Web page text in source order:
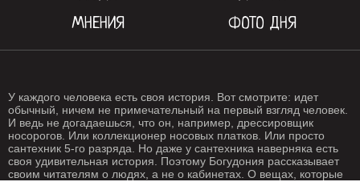
МНЕНИЯ
ФОТО ДНЯ
У каждого человека есть своя история. Вот смотрите: идет
обычный, ничем не примечательный на первый взгляд человек.
И ведь не догадаешься, что он, например, дрессировщик
носорогов. Или коллекционер носовых платков. Или просто
сантехник 5-го разряда. Но даже у сантехника наверняка есть
своя удивительная история. Поэтому Богудония рассказывает
своим читателям о людях, а не о кабинетах. О вещах, которые